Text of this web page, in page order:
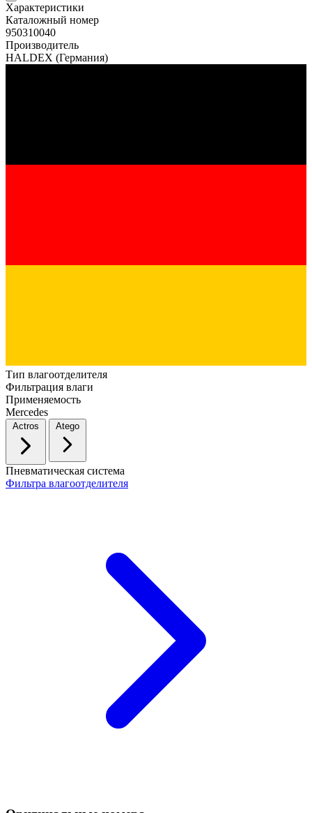
Характеристики
Каталожный номер
950310040
Производитель
HALDEX (Германия)
Тип влагоотделителя
Фильтрация влаги
Применяемость
Mercedes
Пневматическая система
Фильтра влагоотделителя